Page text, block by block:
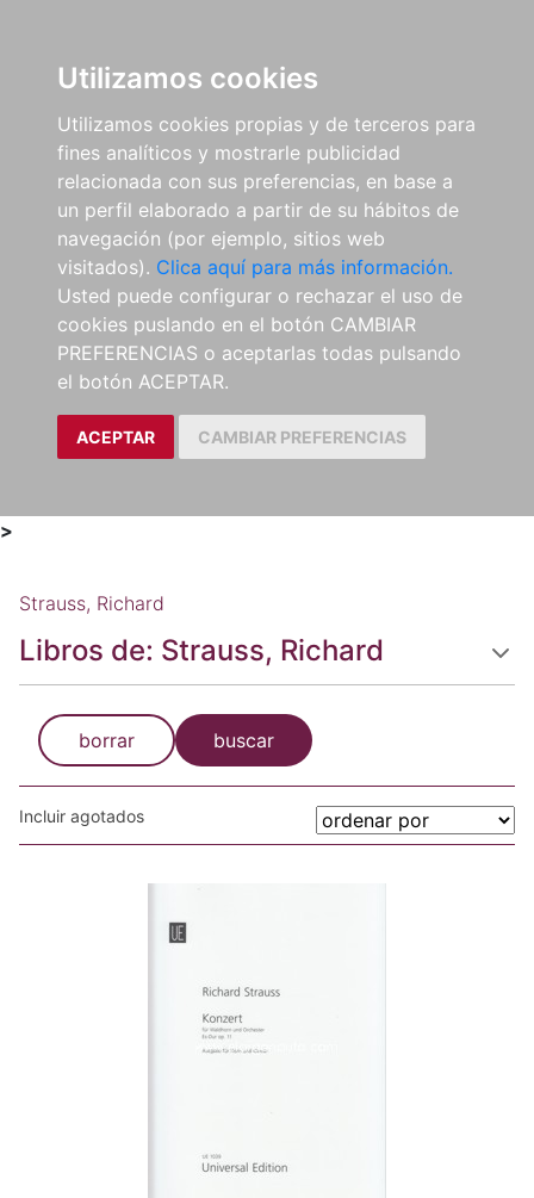
Utilizamos cookies
Utilizamos cookies propias y de terceros para
fines analíticos y mostrarle publicidad
relacionada con sus preferencias, en base a
un perfil elaborado a partir de su hábitos de
navegación (por ejemplo, sitios web
visitados). Clica aquí para más información.
Usted puede configurar o rechazar el uso de
cookies puslando en el botón CAMBIAR
PREFERENCIAS o aceptarlas todas pulsando
el botón ACEPTAR.
ACEPTAR CAMBIAR PREFERENCIAS
>
Strauss, Richard
Libros de: Strauss, Richard
borrar buscar
Incluir agotados